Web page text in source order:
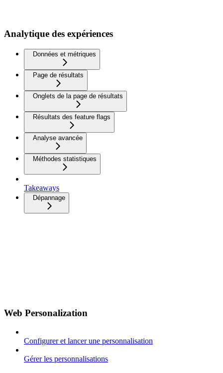
Analytique des expériences
Données et métriques
Page de résultats
Onglets de la page de résultats
Résultats des feature flags
Analyse avancée
Méthodes statistiques
Takeaways
Dépannage
Web Personalization
Configurer et lancer une personnalisation
Gérer les personnalisations